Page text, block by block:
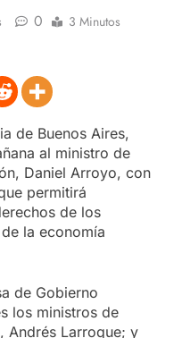
0 3 Minutos
de Buenos Aires,
al ministro de
Daniel Arroyo, con
permitirá
de los
la economía
de Gobierno
los ministros de
Andrés Larroque; y